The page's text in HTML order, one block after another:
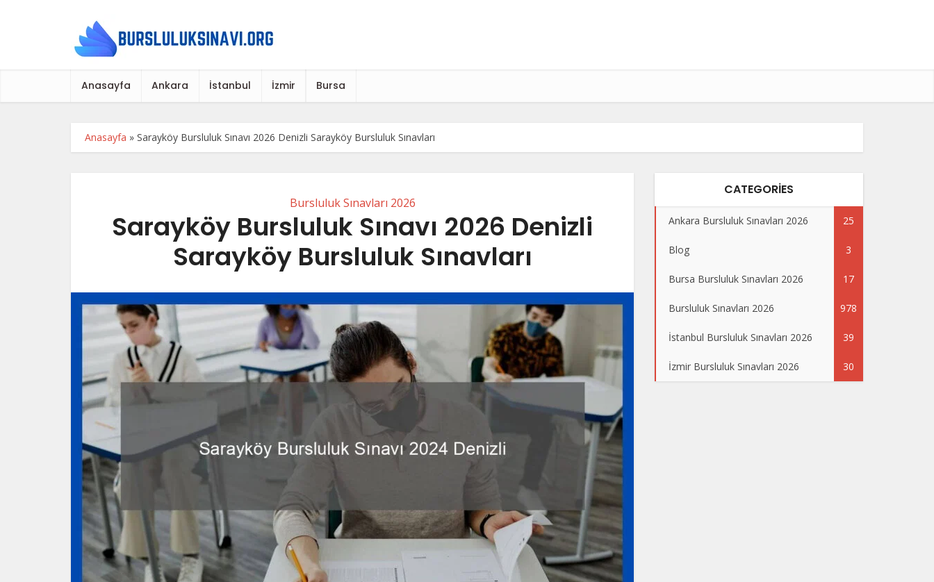
Anasayfa Ankara İstanbul İzmir Bursa
Anasayfa » Sarayköy Bursluluk Sınavı 2026 Denizli Sarayköy Bursluluk Sınavları
Bursluluk Sınavları 2026
Sarayköy Bursluluk Sınavı 2026 Denizli
Sarayköy Bursluluk Sınavları
CATEGORIES
Ankara Bursluluk Sınavları 2026 25
Blog 3
Bursa Bursluluk Sınavları 2026 17
Bursluluk Sınavları 2026 978
İstanbul Bursluluk Sınavları 2026 39
İzmir Bursluluk Sınavları 2026 30